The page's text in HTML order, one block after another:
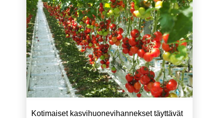
Kotimaiset kasvihuonevihannekset täyttävät